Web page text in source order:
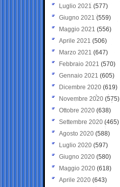
Luglio 2021 (577)
Giugno 2021(559)
Maggio 2021 (556)
Aprile 2021 (506)
Marzo 2021 (647)
Febbraio 2021 (570)
Gennaio 2021 (605)
Dicembre 2020 (619)
Novembre 2020 (575)
Ottobre 2020 (638)
Settembre 2020(465)
Agosto 2020 (588)
Luglio 2020 (597)
Giugno 2020 (580)
Maggio 2020 (618)
Aprile 2020 (643)